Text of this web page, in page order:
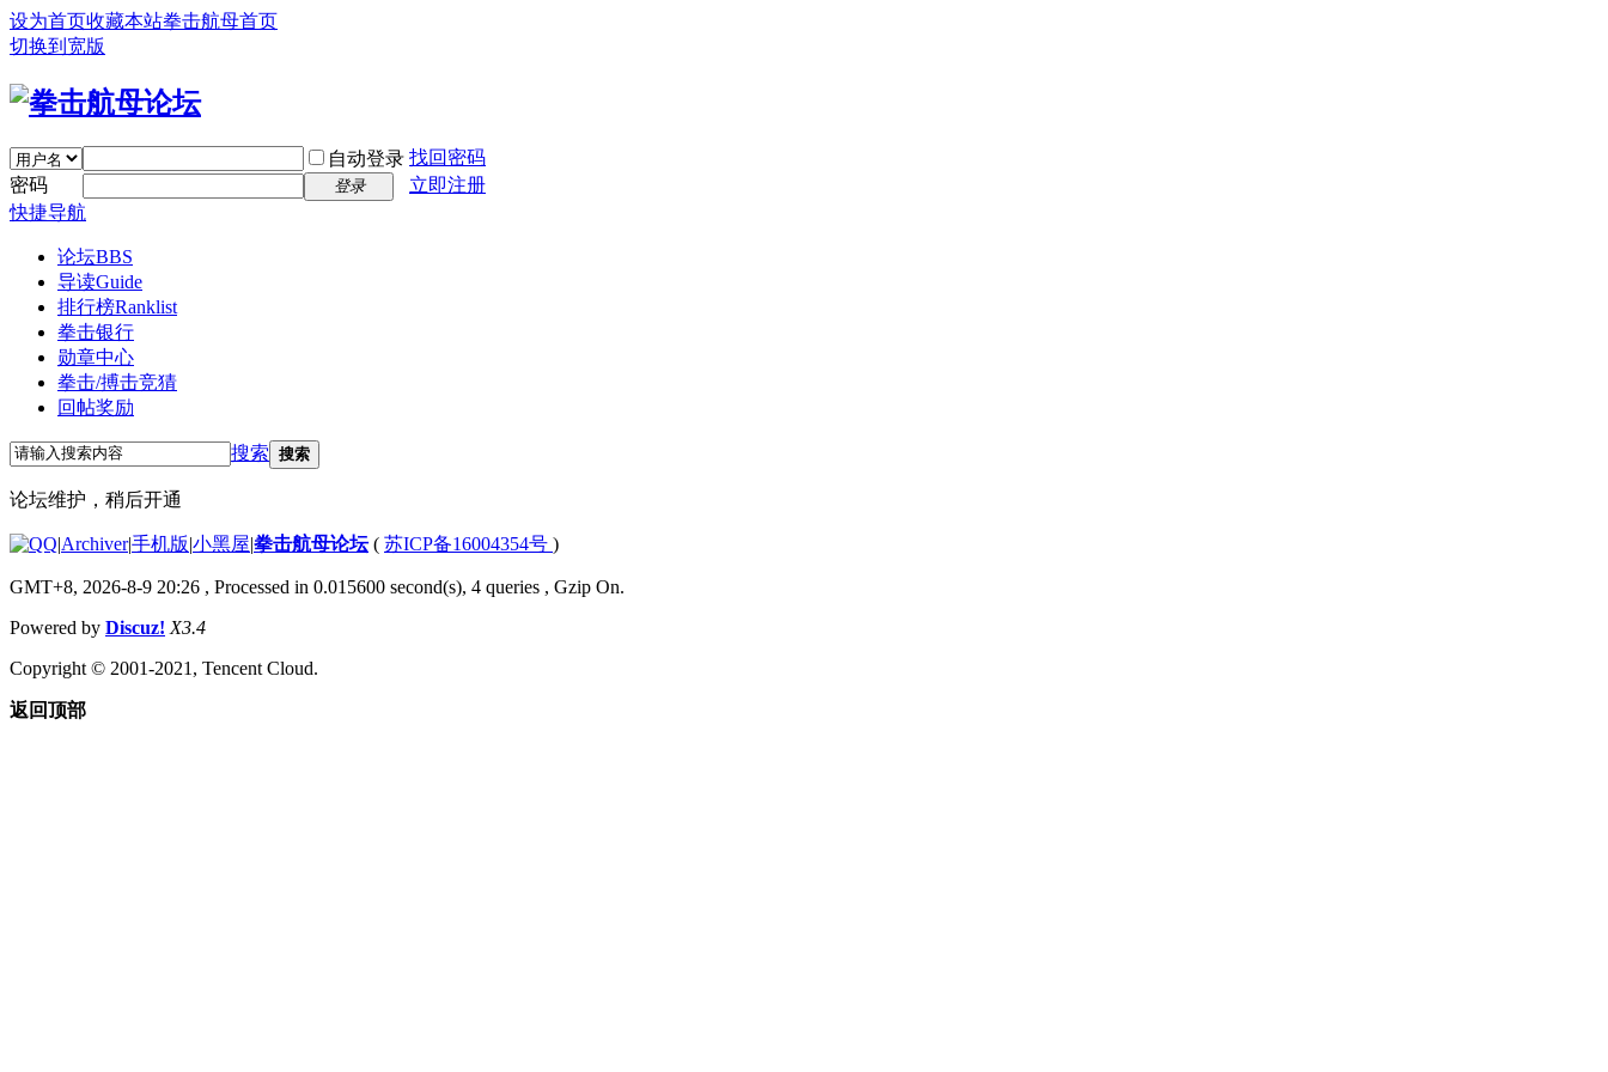
设为首页收藏本站拳击航母首页
切换到宽版
自动登录 找回密码
密码
登录
立即注册
快捷导航
论坛BBS
导读Guide
排行榜Ranklist
拳击银行
勋章中心
拳击/搏击竞猜
回帖奖励
搜索 搜索
论坛维护，稍后开通
|Archiver|手机版|小黑屋|拳击航母论坛( 苏ICP备16004354号 )
GMT+8, 2026-8-9 20:26 , Processed in 0.015600 second(s), 4 queries , Gzip On.
Powered by Discuz! X3.4
Copyright © 2001-2021, Tencent Cloud.
返回顶部